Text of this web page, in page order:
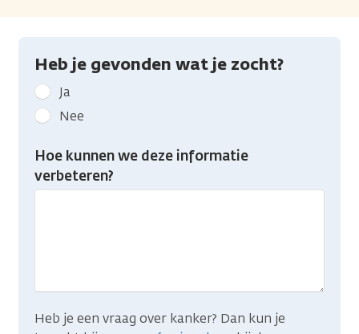
Heb je gevonden wat je zocht?
Geef
kanker.nl
feedback:
Heb
gevonden
Ja
Nee
Hoe kunnen we deze informatie
verbeteren?
Heb je een vraag over kanker? Dan kun je